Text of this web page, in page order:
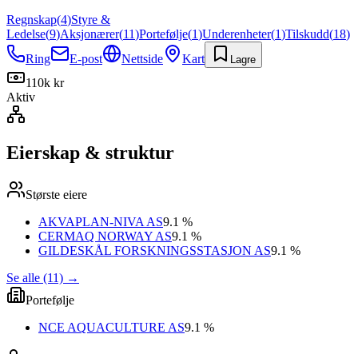
Regnskap(4)Styre &
Ledelse(9)Aksjonærer(11)Portefølje(1)Underenheter(1)Tilskudd(18)
Ring
E-post Nettside Kart Lagre
110k kr
Aktiv
Eierskap & struktur
Største eiere
AKVAPLAN-NIVA AS9.1 %
CERMAQ NORWAY AS9.1 %
GILDESKÅL FORSKNINGSSTASJON AS9.1 %
Se alle (11) →
Portefølje
NCE AQUACULTURE AS9.1 %